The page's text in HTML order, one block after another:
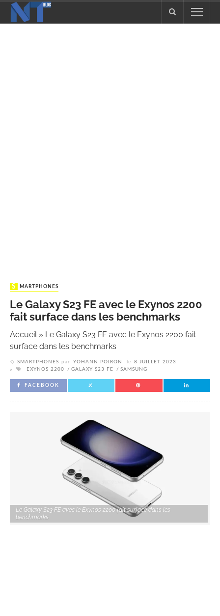
SMARTPHONES
Le Galaxy S23 FE avec le Exynos 2200
fait surface dans les benchmarks
Accueil» Le Galaxy S23 FE avec le Exynos 2200 fait
surface dans les benchmarks
SMARTPHONES par YOHANN POIRON le
8 JUILLET 2023
EXYNOS 2200
GALAXY S23 FE SAMSUNG
FACEBOOK
Le Galaxy S23 FE avec le Exynos 2200 fait surface dans les
benchmarks